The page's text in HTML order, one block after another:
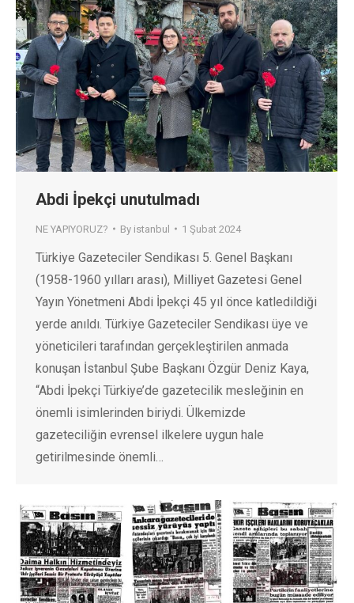
Abdi İpekçi unutulmadı
NE YAPIYORUZ? By istanbul 1 Şubat 2024
Türkiye Gazeteciler Sendikası 5. Genel Başkanı
(1958-1960 yılları arası), Milliyet Gazetesi Genel
Yayın Yönetmeni Abdi İpekçi 45 yıl önce katledildiği
yerde anıldı. Türkiye Gazeteciler Sendikası üye ve
yöneticileri tarafından gerçekleştirilen anmada
konuşan İstanbul Şube Başkanı Özgür Deniz Kaya,
“Abdi İpekçi Türkiye’de gazetecilik mesleğinin en
önemli isimlerinden biriydi. Ülkemizde
gazeteciliğin evrensel ilkelere uygun hale
getirilmesinde önemli…